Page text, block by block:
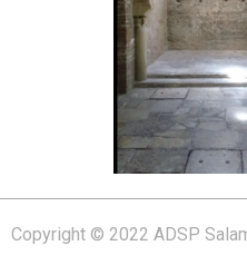
Copyright © 2022 ADSP